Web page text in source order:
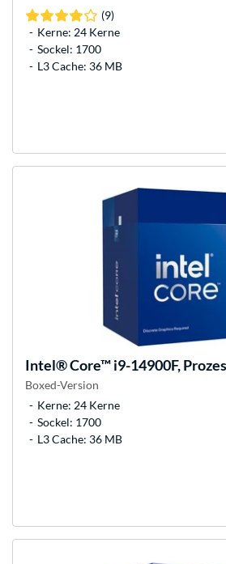
(9)
Kerne: 24 Kerne
Sockel: 1700
L3 Cache: 36 MB
Intel®Core™ i9-14900F,
Boxed-Version
Kerne: 24 Kerne
Sockel: 1700
L3 Cache: 36 MB